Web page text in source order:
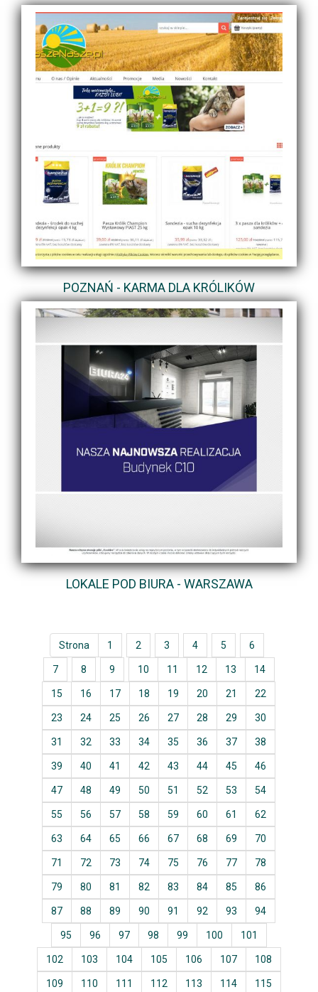
POZNAŃ - KARMA DLA KRÓLIKÓW
LOKALE POD BIURA - WARSZAWA
Strona 1 2 3 4 5 6
7 8 9 10 11 12 13 14
15 16 17 18 19 20 21 22
23 24 25 26 27 28 29 30
31 32 33 34 35 36 37 38
39 40 41 42 43 44 45 46
47 48 49 50 51 52 53 54
55 56 57 58 59 60 61 62
63 64 65 66 67 68 69 70
71 72 73 74 75 76 77 78
79 80 81 82 83 84 85 86
87 88 89 90 91 92 93 94
95 96 97 98 99 100 101
102 103 104 105 106 107 108
109 110 111 112 113 114 115